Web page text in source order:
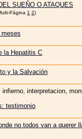
SUEÑO O ATAQUES
1 2)
la Hepatitis C
y la Salvación
testimonio
no todos van a querer